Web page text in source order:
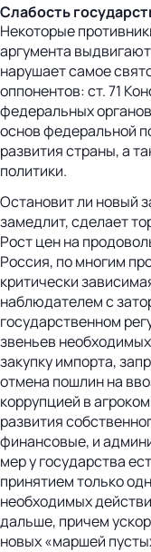
Слабость
Некоторые
аргумента
нарушает самое
оппонентов: ст. 71
федеральных
основ федеральной
развития страны, а
политики.
Остановит ли новый
замедлит, сделает
Рост цен на
Россия, по многим
критически
наблюдателем с
государственном
звеньев
закупку импорта,
отмена пошлин на
коррупцией в
развития
финансовые, и
мер у государства
принятием только
необходимых
дальше, причем
новых «маршей